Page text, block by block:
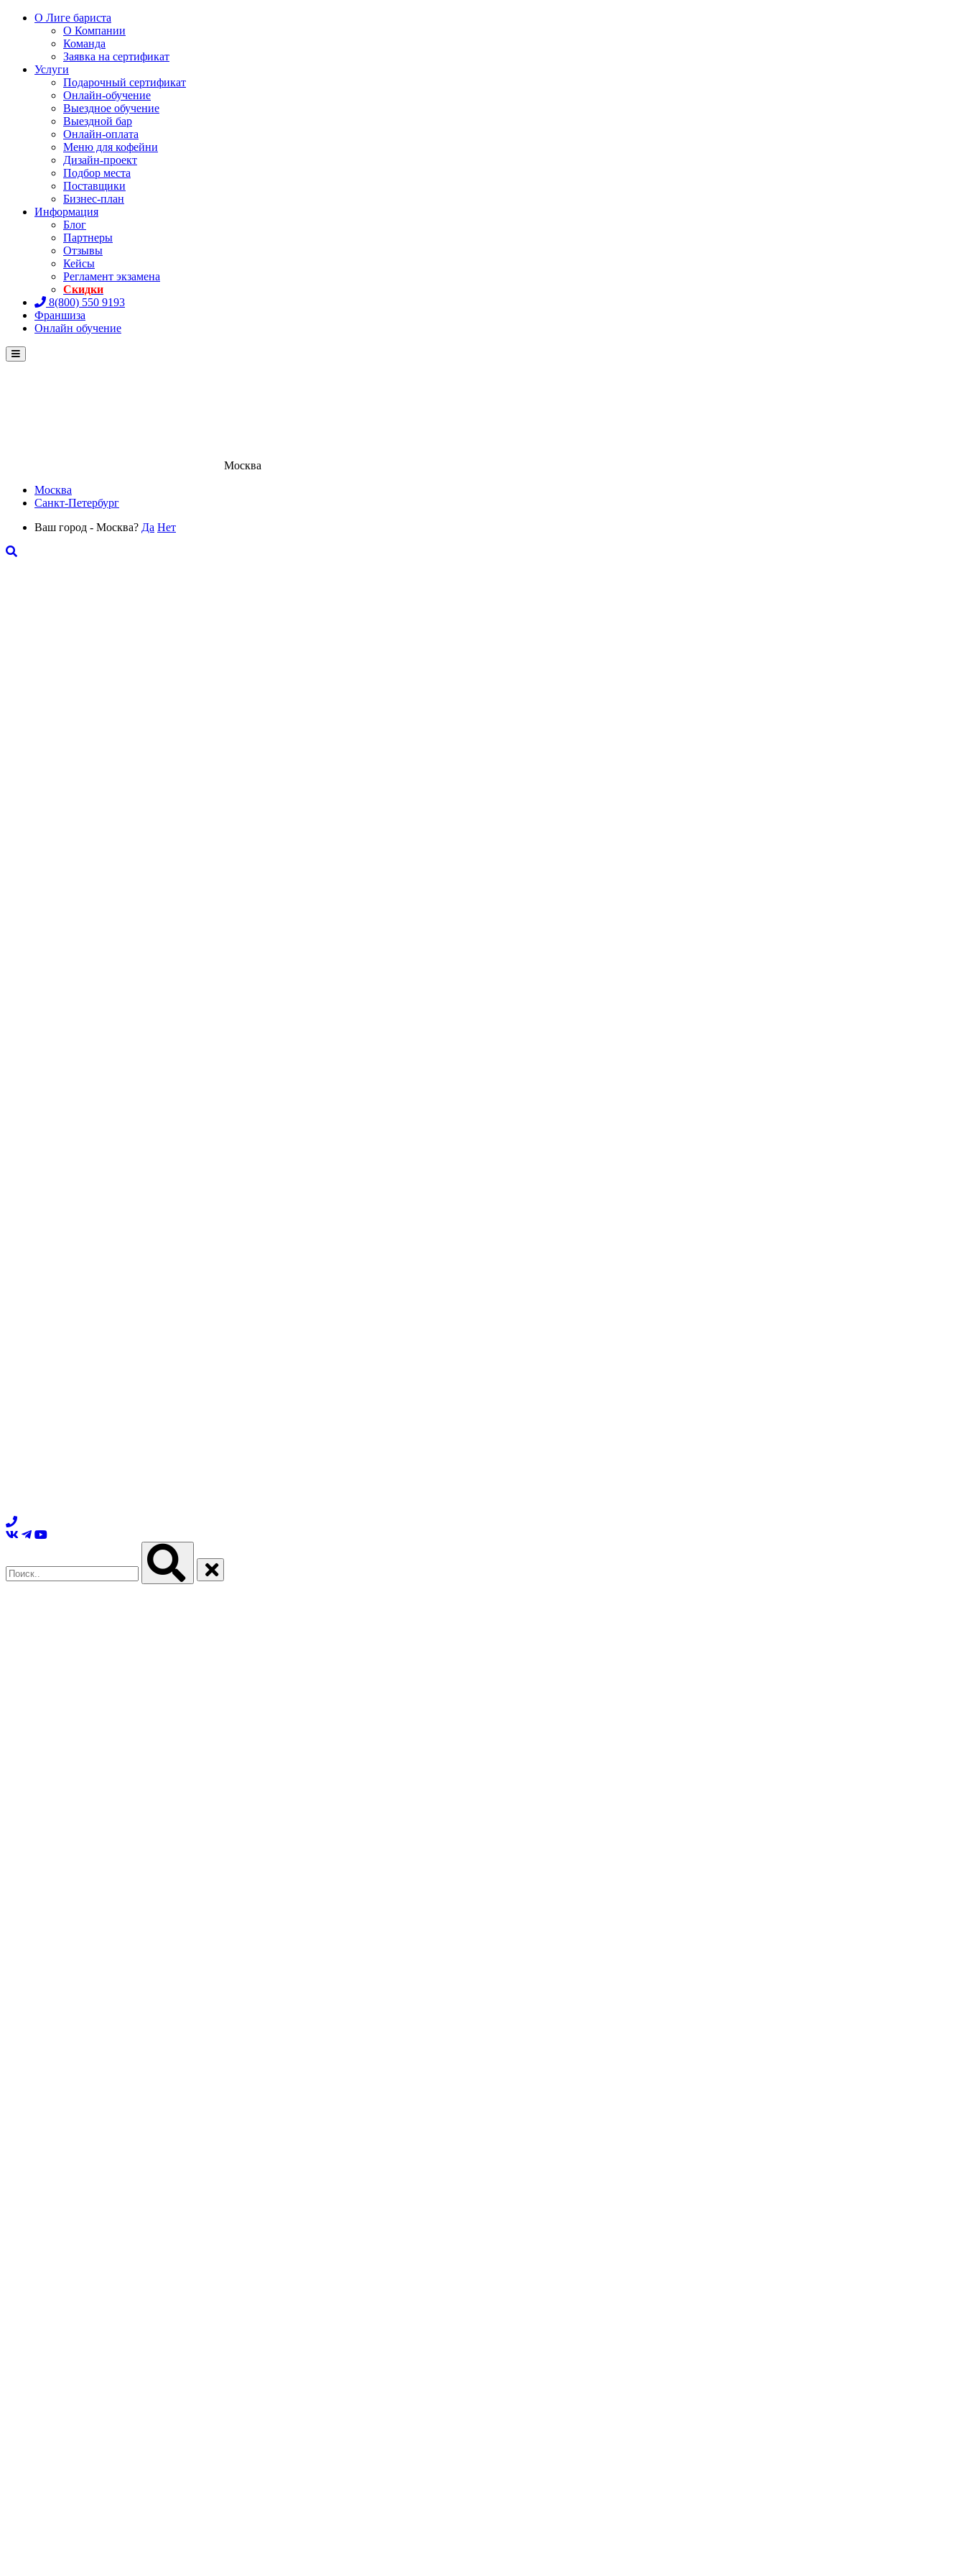
О Лиге бариста
О Компании
Команда
Заявка на сертификат
Услуги
Подарочный сертификат
Онлайн-обучение
Выездное обучение
Выездной бар
Онлайн-оплата
Меню для кофейни
Дизайн-проект
Подбор места
Поставщики
Бизнес-план
Информация
Блог
Партнеры
Отзывы
Кейсы
Регламент экзамена
Скидки
8(800) 550 9193
Франшиза
Онлайн обучение
Menu
Москва
Москва
Санкт-Петербург
Ваш город - Москва? Да Нет